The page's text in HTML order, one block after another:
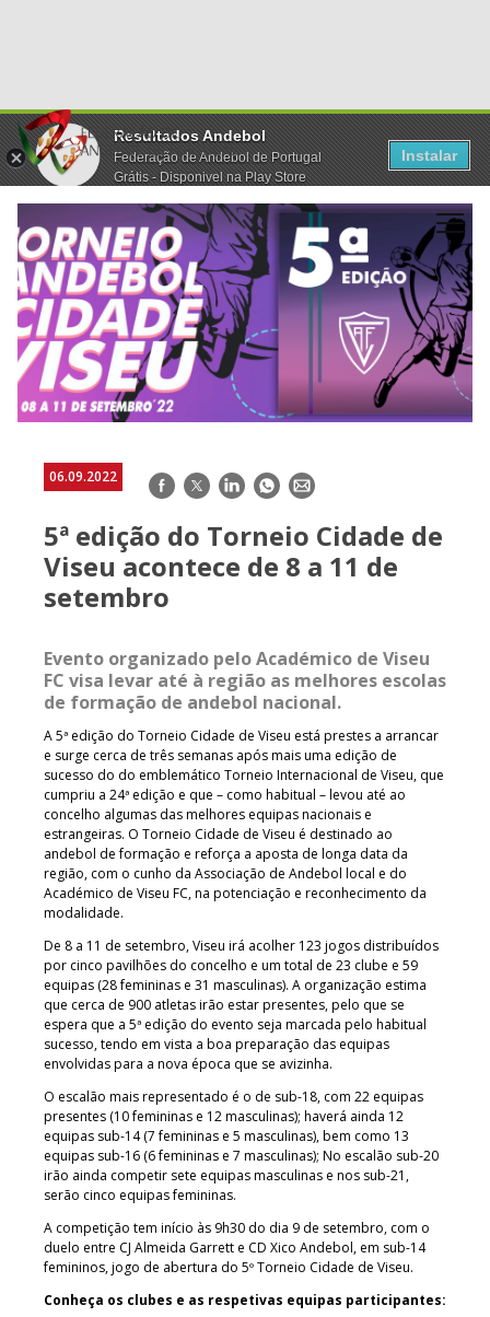
Resultados Andebol
Federação de Andebol de Portugal
Grátis - Disponivel na Play Store
Instalar
06.09.2022 Facebook
TwitterLinkedInWhatsApp
E-
5ª edição do Torneio Cidade de
Viseu acontece de 8 a 11 de
setembro
Evento organizado pelo Académico de Viseu
FC visa levar até à região as melhores escolas
de formação de andebol nacional.
A 5ª edição do Torneio Cidade de Viseu está prestes a arrancar
e surge cerca de três semanas após mais uma edição de
sucesso do do emblemático Torneio Internacional de Viseu, que
cumpriu a 24ª edição e que – como habitual – levou até ao
concelho algumas das melhores equipas nacionais e
estrangeiras. O Torneio Cidade de Viseu é destinado ao
andebol de formação e reforça a aposta de longa data da
região, com o cunho da Associação de Andebol local e do
Académico de Viseu FC, na potenciação e reconhecimento da
modalidade.
De 8 a 11 de setembro, Viseu irá acolher 123 jogos distribuídos
por cinco pavilhões do concelho e um total de 23 clube e 59
equipas (28 femininas e 31 masculinas). A organização estima
que cerca de 900 atletas irão estar presentes, pelo que se
espera que a 5ª edição do evento seja marcada pelo habitual
sucesso, tendo em vista a boa preparação das equipas
envolvidas para a nova época que se avizinha.
O escalão mais representado é o de sub-18, com 22 equipas
presentes (10 femininas e 12 masculinas); haverá ainda 12
equipas sub-14 (7 femininas e 5 masculinas), bem como 13
equipas sub-16 (6 femininas e 7 masculinas); No escalão sub-20
irão ainda competir sete equipas masculinas e nos sub-21,
serão cinco equipas femininas.
A competição tem início às 9h30 do dia 9 de setembro, com o
duelo entre CJ Almeida Garrett e CD Xico Andebol, em sub-14
femininos, jogo de abertura do 5º Torneio Cidade de Viseu.
Conheça os clubes e as respetivas equipas participantes: